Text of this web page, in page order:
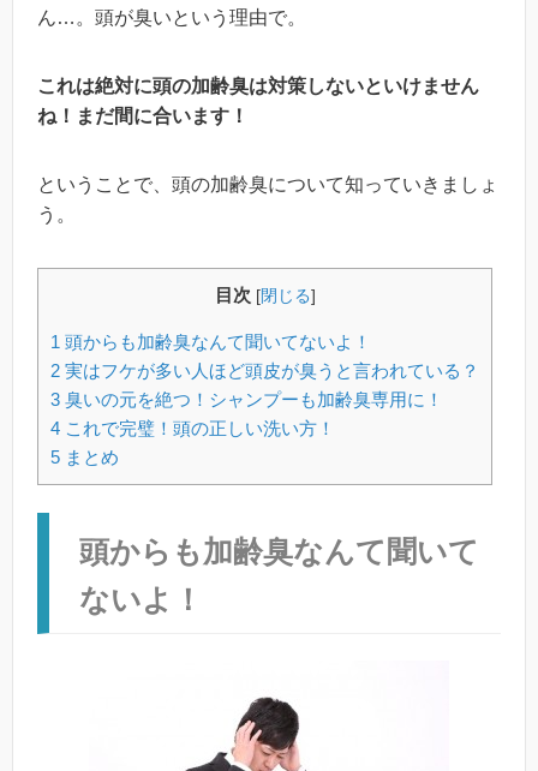
ん…。頭が臭いという理由で。
これは絶対に頭の加齢臭は対策しないといけません
ね！まだ間に合います！
ということで、頭の加齢臭について知っていきましょ
う。
目次 [閉じる]
1 頭からも加齢臭なんて聞いてないよ！
2 実はフケが多い人ほど頭皮が臭うと言われている？
3 臭いの元を絶つ！シャンプーも加齢臭専用に！
4 これで完璧！頭の正しい洗い方！
5 まとめ
頭からも加齢臭なんて聞いて
ないよ！